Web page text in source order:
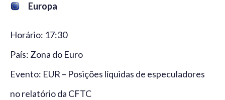
Europa
Horário: 17:30
País: Zona do Euro
Evento: EUR – Posições líquidas de especuladores
no relatório da CFTC